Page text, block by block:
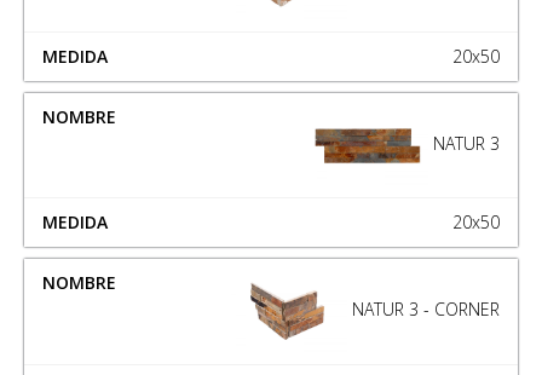
20x50
NATUR 3
20x50
NATUR 3 - CORNER